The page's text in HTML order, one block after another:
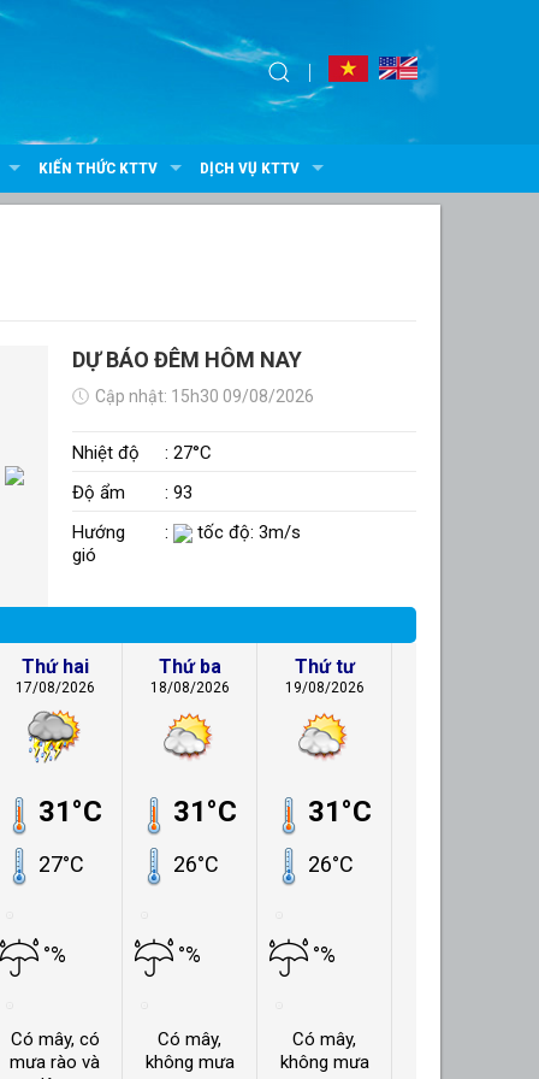
KIẾN THỨC KTTV DỊCH VỤ KTTV
DỰ BÁO ĐÊM HÔM NAY
Cập nhật: 15h30 09/08/2026
Nhiệt độ
: 27°C
Độ ẩm
: 93
Hướng
gió
: tốc độ: 3m/s
Thứ hai
17/08/2026
31°C
27°C
°%
Có mây, có
mưa rào và
Thứ ba
18/08/2026
31°C
26°C
°%
Có mây,
không mưa
Thứ tư
19/08/2026
31°C
26°C
°%
Có mây,
không mưa